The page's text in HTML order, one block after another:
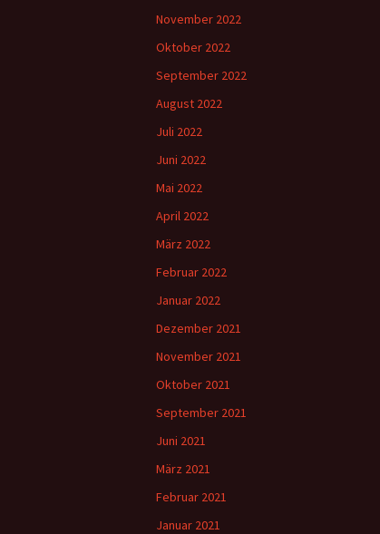
November 2022
Oktober 2022
September 2022
August 2022
Juli 2022
Juni 2022
Mai 2022
April 2022
März 2022
Februar 2022
Januar 2022
Dezember 2021
November 2021
Oktober 2021
September 2021
Juni 2021
März 2021
Februar 2021
Januar 2021